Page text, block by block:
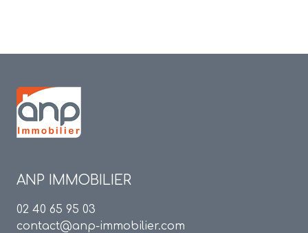
ANP IMMOBILIER
02 40 65 95 03
contact@anp-immobilier.com